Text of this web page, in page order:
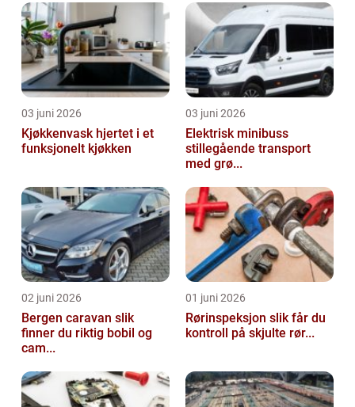
03 juni 2026
Kjøkkenvask hjertet i et
funksjonelt kjøkken
03 juni 2026
Elektrisk minibuss
stillegående transport
med grø...
02 juni 2026
Bergen caravan slik
finner du riktig bobil og
cam...
01 juni 2026
Rørinspeksjon slik får du
kontroll på skjulte rør...